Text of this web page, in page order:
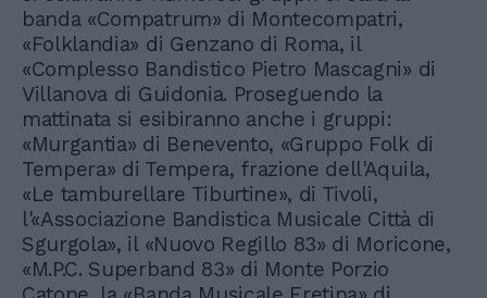
banda «Compatrum» di Montecompatri,
«Folklandia» di Genzano di Roma, il
«Complesso Bandistico Pietro Mascagni» di
Villanova di Guidonia. Proseguendo la
mattinata si esibiranno anche i gruppi:
«Murgantia» di Benevento, «Gruppo Folk di
Tempera» di Tempera, frazione dell'Aquila,
«Le tamburellare Tiburtine», di Tivoli,
l'«Associazione Bandistica Musicale Città di
Sgurgola», il «Nuovo Regillo 83» di Moricone,
«M.P.C. Superband 83» di Monte Porzio